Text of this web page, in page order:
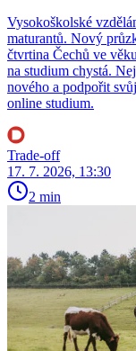
Vysokoškolské
maturantů. Nový
čtvrtina Čechů ve
na studium chystá.
nového a podpořit
online studium.
Trade-off
17. 7. 2026, 13:30
2 min